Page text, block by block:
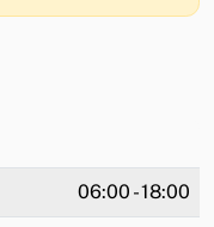
06:00 - 18:00